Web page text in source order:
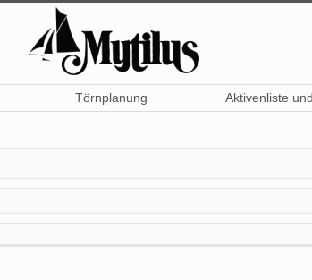
Törnplanung Aktivenliste